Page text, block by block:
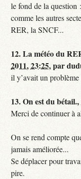
le fond de la question
comme les autres
RER, la SNCF...
12.La météo du
2011, 23:25,par
il y’avait un
13.On est du bétail.,
Merci de continuer à
On se rend compte
jamais améliorée...
Se déplacer pour
pire.